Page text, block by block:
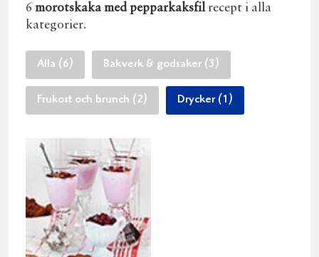
6 morotskaka med pepparkaksfilrecept i alla
kategorier.
Alla (6) Bakverk & godsaker (3)
Frukost och brunch (2) Drycker (1)